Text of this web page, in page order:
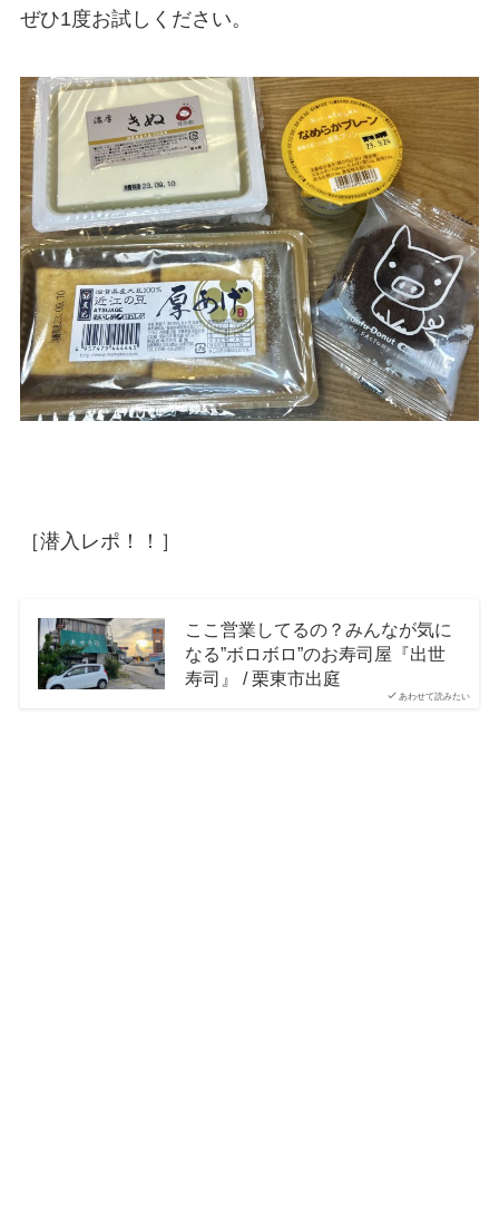
ぜひ1度お試しください。
［潜入レポ！！］
あわせて読みたい
ここ営業してるの？みんなが気に
なる”ボロボロ”のお寿司屋『出世
寿司』 / 栗東市出庭